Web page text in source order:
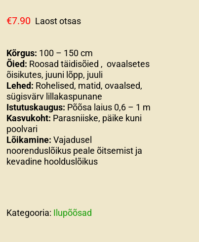
€7.90 Laost otsas
Kõrgus: 100 – 150 cm
Õied: Roosad täidisõied , ovaalsetes
õisikutes, juuni lõpp, juuli
Lehed: Rohelised, matid, ovaalsed,
sügisvärv lillakaspunane
Istutuskaugus: Põõsa laius 0,6 – 1 m
Kasvukoht: Parasniiske, päike kuni
poolvari
Lõikamine:Vajadusel
noorenduslõikus peale õitsemist ja
kevadine hoolduslõikus
Kategooria: Ilupõõsad